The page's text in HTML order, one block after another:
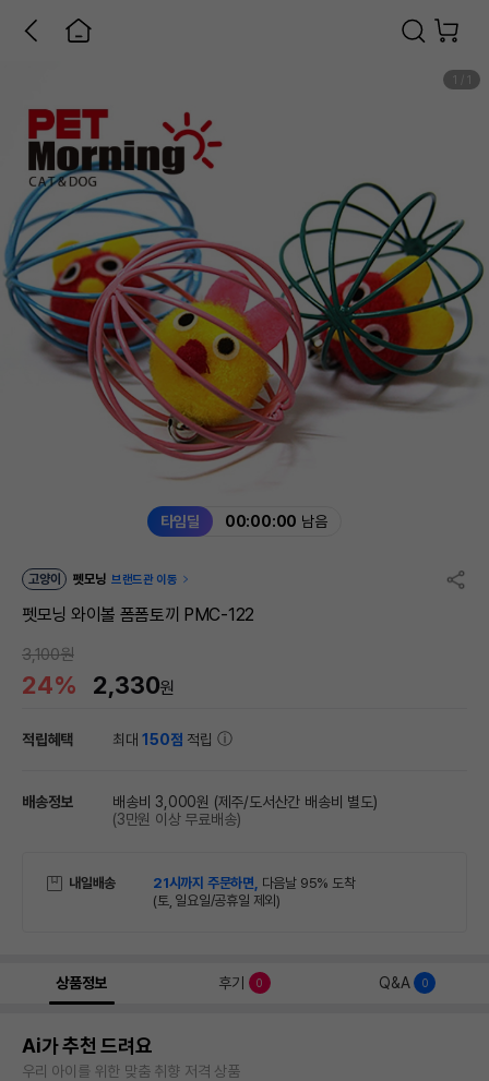
타임딜 00:00:00 남음
1 1
고양이 펫모닝 브랜드관 이동
펫모닝 와이볼 폼폼토끼 PMC-122
3,100원
24% 2,330원
적립혜택 최대150점 적립
배송정보 배송비 3,000원 (제주/도서산간 배송비 별도)
(3만원 이상 무료배송)
내일배송 21시까지 주문하면, 다음날 95% 도착
(토, 일요일/공휴일 제외)
상품정보 후기 0 Q&A 0
Ai가 추천 드려요
우리 아이를 위한 맞춤 취향 저격 상품